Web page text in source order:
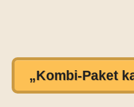
„Kombi-Paket